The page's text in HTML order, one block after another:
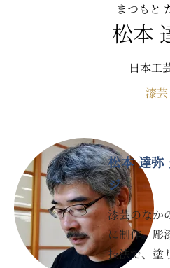
まつもと
松本
日本工
漆芸
松本 達弥
ジ
漆芸のなか
に制作。彫
技法で、塗